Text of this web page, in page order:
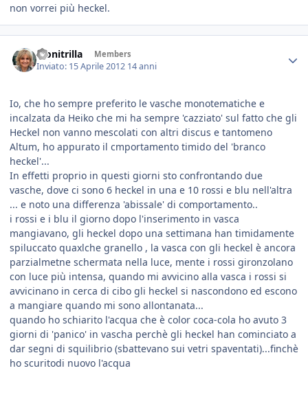
non vorrei più heckel.
Monitrilla Members
Inviato: 15 Aprile 2012 14 anni
Io, che ho sempre preferito le vasche monotematiche e
incalzata da Heiko che mi ha sempre 'cazziato' sul fatto che gli
Heckel non vanno mescolati con altri discus e tantomeno
Altum, ho appurato il cmportamento timido del 'branco
heckel'...
In effetti proprio in questi giorni sto confrontando due
vasche, dove ci sono 6 heckel in una e 10 rossi e blu nell'altra
... e noto una differenza 'abissale' di comportamento..
i rossi e i blu il giorno dopo l'inserimento in vasca
mangiavano, gli heckel dopo una settimana han timidamente
spiluccato quaxlche granello , la vasca con gli heckel è ancora
parzialmetne schermata nella luce, mente i rossi gironzolano
con luce più intensa, quando mi avvicino alla vasca i rossi si
avvicinano in cerca di cibo gli heckel si nascondono ed escono
a mangiare quando mi sono allontanata...
quando ho schiarito l'acqua che è color coca-cola ho avuto 3
giorni di 'panico' in vascha perchè gli heckel han cominciato a
dar segni di squilibrio (sbattevano sui vetri spaventati)...finchè
ho scuritodi nuovo l'acqua